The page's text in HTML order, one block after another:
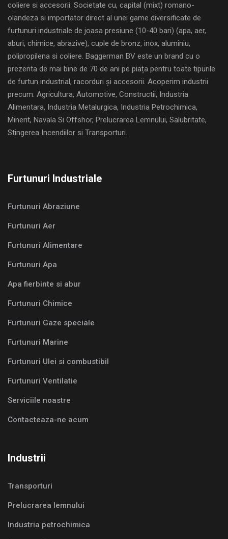
coliere si accesorii. Societate cu, capital (mixt) romano-
olandeza si importator direct al unei game diversificate de
furtunuri industriale de joasa presiune (10-40 bari) (apa, aer,
aburi, chimice, abrazive), cuple de bronz, inox, aluminiu,
polipropilena si coliere. Baggerman BV este un brand cu o
prezenta de mai bine de 70 de ani pe piața pentru toate tipurile
de furtun industrial, racorduri și accesorii. Acoperim industrii
precum: Agricultura, Automotive, Constructii, Industria
Alimentara, Industria Metalurgica, Industria Petrochimica,
Minerit, Navala Si Offshor, Prelucrarea Lemnului, Salubritate,
Stingerea Incendiilor si Transporturi.
Furtunuri Industriale
Furtunuri Abraziune
Furtunuri Aer
Furtunuri Alimentare
Furtunuri Apa
Apa fierbinte si abur
Furtunuri Chimice
Furtunuri Gaze speciale
Furtunuri Marine
Furtunuri Ulei si combustibil
Furtunuri Ventilatie
Serviciile noastre
Contacteaza-ne acum
Industrii
Transporturi
Prelucrarea lemnului
Industria petrochimica